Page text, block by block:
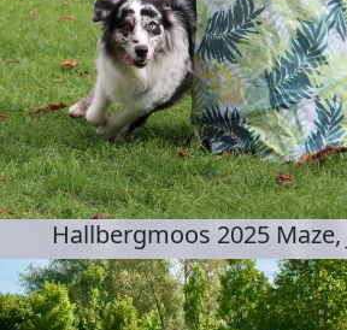
Hallbergmoos 2025 Maze,